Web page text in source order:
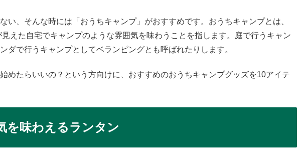
い、そんな時には「おうちキャンプ」がおすすめです。おうちキャンプとは、
えた自宅でキャンプのような雰囲気を味わうことを指します。庭で行うキャン
ダで行うキャンプとしてベランピングとも呼ばれたりします。
めたらいいの？という方向けに、おすすめのおうちキャンプグッズを10アイテ
を味わえるランタン